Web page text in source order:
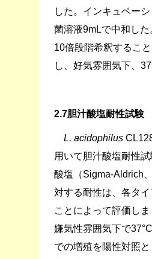
した。インキュベー
菌溶液9mLで中和し
10倍段階希釈するこ
し、好気雰囲気下、
2.7胆汁酸塩耐性試験
L. acidophilus
用いて胆汁酸塩耐性
酸塩（Sigma-Aldrich
対する耐性は、各タ
ことによって評価し
嫌気性雰囲気下で
での増殖を陽性対照